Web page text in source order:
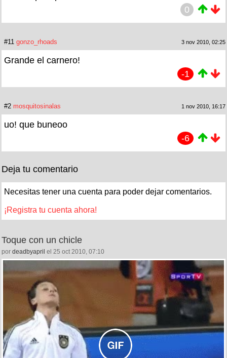
0
#11 gonzo_rhoads 3 nov 2010, 02:25
Grande el carnero!
-1
#2 mosquitosinalas 1 nov 2010, 16:17
uo! que buneoo
-6
Deja tu comentario
Necesitas tener una cuenta para poder dejar comentarios.
¡Registra tu cuenta ahora!
Toque con un chicle
por deadbyapril el 25 oct 2010, 07:10